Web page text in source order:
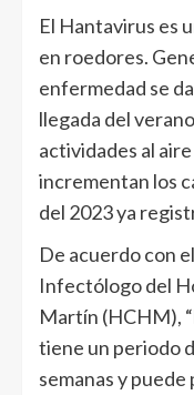
El Hantavirus es
en roedores.
enfermedad se
llegada del
actividades al
incrementan los
del 2023 ya
De acuerdo con
Infectólogo del
Martín (HCHM),
tiene un periodo
semanas y